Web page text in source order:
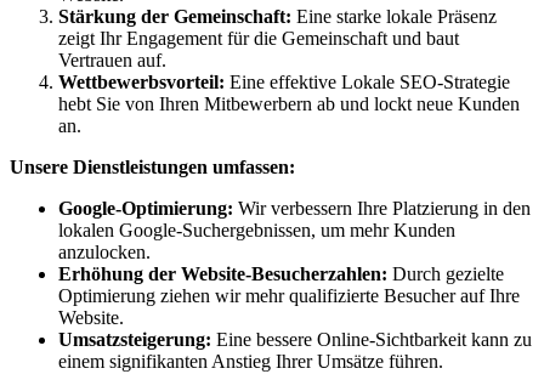
Stärkung der Gemeinschaft: Eine starke lokale Präsenz
zeigt Ihr Engagement für die Gemeinschaft und baut
Vertrauen auf.
Wettbewerbsvorteil: Eine effektive Lokale SEO-Strategie
hebt Sie von Ihren Mitbewerbern ab und lockt neue Kunden
an.
Unsere Dienstleistungen umfassen:
Google-Optimierung: Wir verbessern Ihre Platzierung in den
lokalen Google-Suchergebnissen, um mehr Kunden
anzulocken.
Erhöhung der Website-Besucherzahlen: Durch gezielte
Optimierung ziehen wir mehr qualifizierte Besucher auf Ihre
Website.
Umsatzsteigerung: Eine bessere Online-Sichtbarkeit kann zu
einem signifikanten Anstieg Ihrer Umsätze führen.